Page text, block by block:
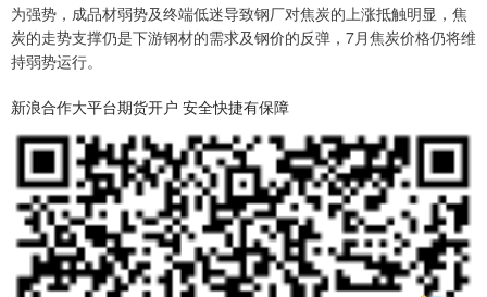
为强势，成品材弱势及终端低迷导致钢厂对焦炭的上涨抵触明显，焦
炭的走势支撑仍是下游钢材的需求及钢价的反弹，7月焦炭价格仍将维
持弱势运行。
新浪合作大平台期货开户 安全快捷有保障